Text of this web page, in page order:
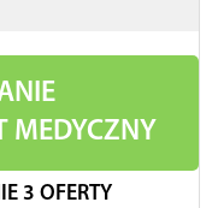
MEDYCZNY
3 OFERTY